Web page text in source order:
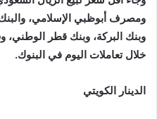
خلال تعاملات اليوم في البنوك.
الدينار الكويتي